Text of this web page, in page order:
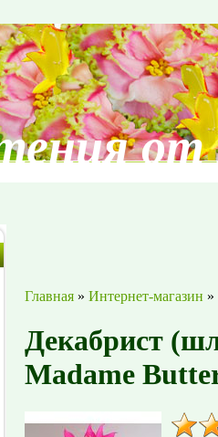
Главная » Интернет-магазин »
Декабрист
Madame